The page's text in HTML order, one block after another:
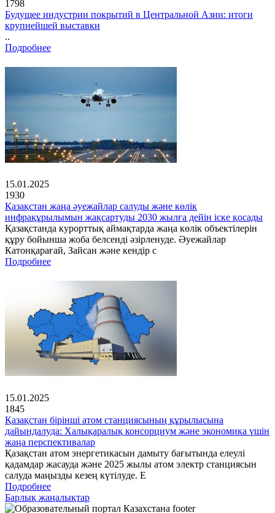
1798
Будущее индустрии покрытий в Центральной Азии: итоги
крупнейшей выставки
..
Подробнее
15.01.2025
1930
Қазақстан жаңа әуежайлар салуды және көлік
инфрақұрылымын жақсартуды 2030 жылға дейін іске қосады
Қазақстанда курорттық аймақтарда жаңа көлік объектілерін
құру бойынша жоба белсенді әзірленуде. Әуежайлар
Катонқарағай, Зайсан және кендір с
Подробнее
15.01.2025
1845
Қазақстан бірінші атом станциясының құрылысына
дайындалуда: Халықаралық консорциум және экономика үшін
жаңа перспективалар
Қазақстан атом энергетикасын дамыту бағытында елеулі
қадамдар жасауда және 2025 жылы атом электр станциясын
салуда маңызды кезең күтілуде. Е
Подробнее
Барлық жаңалықтар